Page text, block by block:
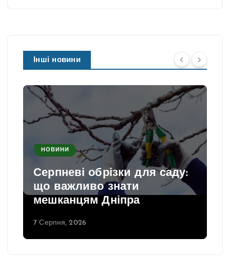
Інші новини
НОВИНИ
Серпневі обрізки для саду:
що важливо знати
мешканцям Дніпра
7 Серпня, 2026